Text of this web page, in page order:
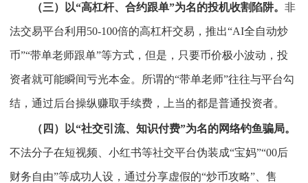
（三）以“高杠杆、合约跟单”为名的投机收割陷阱。 非
法交易平台利用50-100倍的高杠杆交易，推出“AI全自动炒
币”“带单老师跟单”等方式，但是，只要币价极小波动，投
资者就可能瞬间亏光本金。所谓的“带单老师”往往与平台勾
结，通过后台操纵赚取手续费，上当的都是普通投资者。
（四）以“社交引流、知识付费”为名的网络钓鱼骗局。
不法分子在短视频、小红书等社交平台伪装成“宝妈”“00后
财务自由”等成功人设，通过分享虚假的“炒币攻略”、售